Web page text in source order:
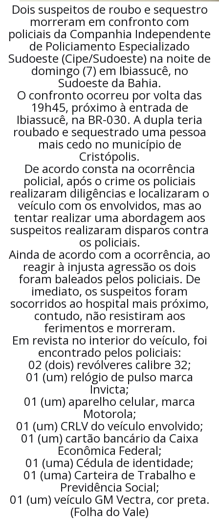
Dois suspeitos de roubo e sequestro
morreram em confronto com
policiais da Companhia Independente
de Policiamento Especializado
Sudoeste (Cipe/Sudoeste) na noite de
domingo (7) em Ibiassucê, no
Sudoeste da Bahia.
O confronto ocorreu por volta das
19h45, próximo à entrada de
Ibiassucê, na BR-030. A dupla teria
roubado e sequestrado uma pessoa
mais cedo no município de
Cristópolis.
De acordo consta na ocorrência
policial, após o crime os policiais
realizaram diligências e localizaram o
veículo com os envolvidos, mas ao
tentar realizar uma abordagem aos
suspeitos realizaram disparos contra
os policiais.
Ainda de acordo com a ocorrência, ao
reagir à injusta agressão os dois
foram baleados pelos policiais. De
imediato, os suspeitos foram
socorridos ao hospital mais próximo,
contudo, não resistiram aos
ferimentos e morreram.
Em revista no interior do veículo, foi
encontrado pelos policiais:
02 (dois) revólveres calibre 32;
01 (um) relógio de pulso marca
Invicta;
01 (um) aparelho celular, marca
Motorola;
01 (um) CRLV do veículo envolvido;
01 (um) cartão bancário da Caixa
Econômica Federal;
01 (uma) Cédula de identidade;
01 (uma) Carteira de Trabalho e
Previdência Social;
01 (um) veículo GM Vectra, cor preta.
(Folha do Vale)